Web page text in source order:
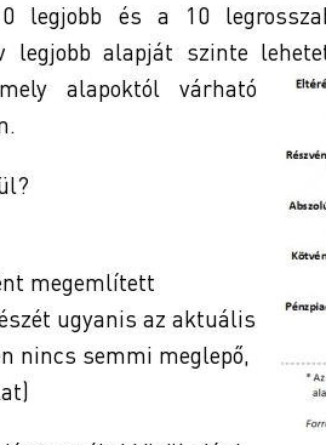
legjobb és a 10
legjobb alapját szinte
alapoktól várható
megemlített
ugyanis az aktuális
nincs semmi meglepő,